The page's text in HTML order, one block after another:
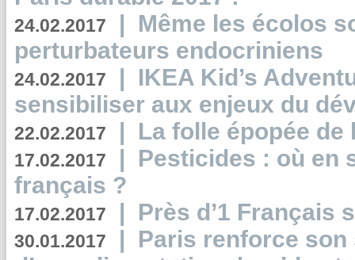
24.02.2017 | Même les écolos
perturbateurs endocriniens
24.02.2017 | IKEA Kid’s
sensibiliser aux enjeux du
22.02.2017 | La folle épopée de
17.02.2017 | Pesticides : où en
français ?
17.02.2017 | Près d’1 Français
30.01.2017 | Paris renforce